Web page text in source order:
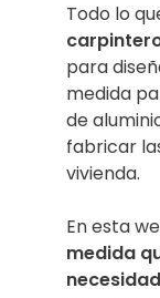
Todo lo
para
medida
de
fabricar
vivienda.
En esta
medida